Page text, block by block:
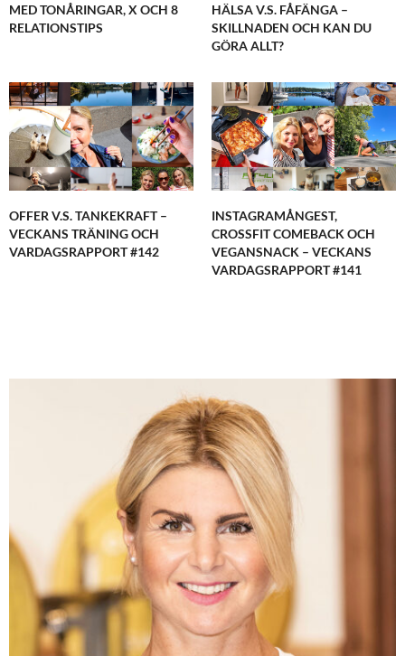
MED TONÅRINGAR, X OCH 8
RELATIONSTIPS
HÄLSA V.S. FÅFÄNGA –
SKILLNADEN OCH KAN DU
GÖRA ALLT?
OFFER V.S. TANKEKRAFT –
VECKANS TRÄNING OCH
VARDAGSRAPPORT #142
INSTAGRAMÅNGEST,
CROSSFIT COMEBACK OCH
VEGANSNACK – VECKANS
VARDAGSRAPPORT #141